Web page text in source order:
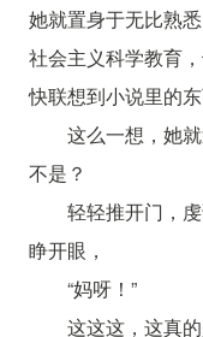
她就置身于无比熟
社会主义科学教育
快联想到小说里的东
这么一想，她
不是？
轻轻推开门，
睁开眼，
“妈呀！”
这这这，这真